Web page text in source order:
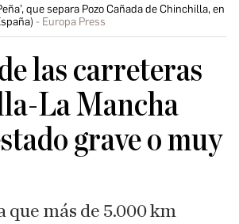
que separa Pozo Cañada de Chinchilla, en
Europa Press
las carreteras
La Mancha
grave o muy
que más de 5.000 km